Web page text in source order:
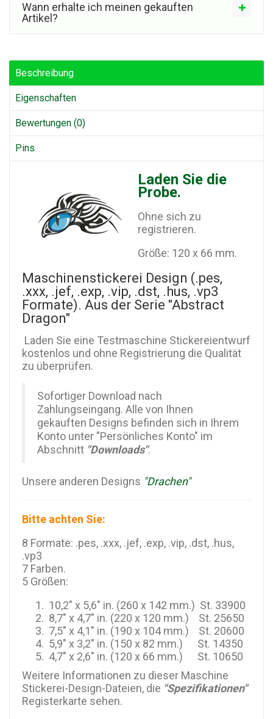
Wann erhalte ich meinen gekauften
Artikel?
Beschreibung
Eigenschaften
Bewertungen (0)
Pins
Laden Sie die
Probe.
Ohne sich zu
registrieren.
Größe: 120 x 66 mm.
Maschinenstickerei Design (.pes,
.xxx, .jef, .exp, .vip, .dst, .hus, .vp3
Formate). Aus der Serie "Abstract
Dragon"
Laden Sie eine Testmaschine Stickereientwurf
kostenlos und ohne Registrierung die Qualität
zu überprüfen.
Sofortiger Download nach
Zahlungseingang. Alle von Ihnen
gekauften Designs befinden sich in Ihrem
Konto unter "Persönliches Konto" im
Abschnitt "Downloads".
Unsere anderen Designs "Drachen"
Bitte achten Sie:
8 Formate: .pes, .xxx, .jef, .exp, .vip, .dst, .hus,
.vp3
7 Farben.
5 Größen:
10,2" x 5,6" in. (260 x 142 mm.) St. 33900
8,7" x 4,7" in. (220 x 120 mm.) St. 25650
7,5" x 4,1" in. (190 x 104 mm.) St. 20600
5,9" x 3,2" in. (150 x 82 mm.) St. 14350
4,7" x 2,6" in. (120 x 66 mm.) St. 10650
Weitere Informationen zu dieser Maschine
Stickerei-Design-Dateien, die "Spezifikationen"
Registerkarte sehen.